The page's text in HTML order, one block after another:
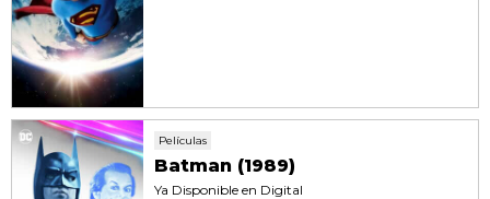
Películas
Batman (1989)
Ya Disponible en Digital